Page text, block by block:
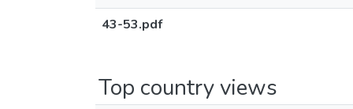
43-53.pdf
Top country views